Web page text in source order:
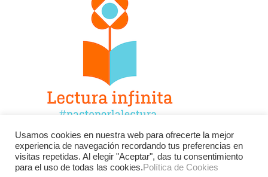
Facebook Twitter
Instagram
YouTube
LinkedIn Contacto
Usamos cookies en nuestra web para ofrecerte la mejor
experiencia de navegación recordando tus preferencias en
visitas repetidas. Al elegir "Aceptar", das tu consentimiento
para el uso de todas las cookies.Política de Cookies